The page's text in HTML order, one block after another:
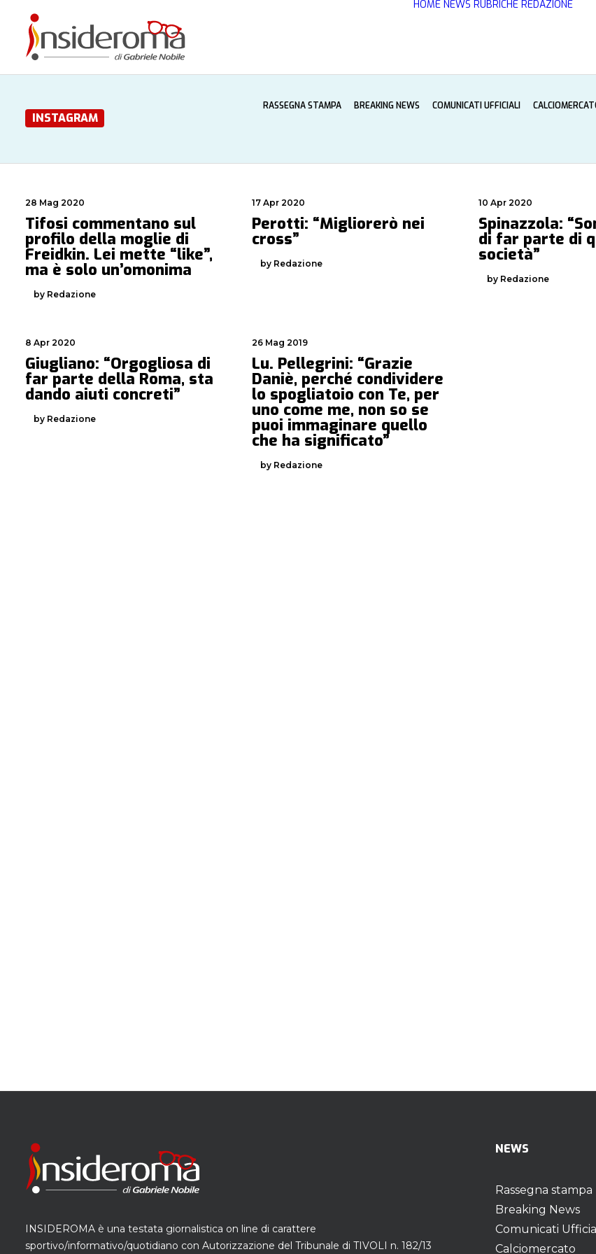
HOME NEWS RUBRICHE REDAZIONE
INSTAGRAM
RASSEGNA STAMPA BREAKING NEWS COMUNICATI UFFICIALI
28 Mag 2020
Tifosi commentano sul
profilo della moglie di
Freidkin. Lei mette “like”,
ma è solo un’omonima
by Redazione
17 Apr 2020
Perotti: “Migliorerò nei
cross”
by Redazione
10 Apr 2020
Spinazzola:
di far parte di
società”
by Redazione
8 Apr 2020
Giugliano: “Orgogliosa di
far parte della Roma, sta
dando aiuti concreti”
by Redazione
26 Mag 2019
Lu. Pellegrini: “Grazie
Daniè, perché condividere
lo spogliatoio con Te, per
uno come me, non so se
puoi immaginare quello
che ha significato”
by Redazione
INSIDEROMA è una testata giornalistica on line di carattere
sportivo/informativo/quotidiano con Autorizzazione del Tribunale di TIVOLI n. 182/13
NEWS
Rassegna stampa
Breaking News
Comunicati
Calciomercato